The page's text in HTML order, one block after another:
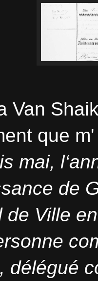
Van
que
mai,
de
de Ville
délégué